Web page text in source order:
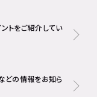
トをご紹介してい
どの情報をお知ら